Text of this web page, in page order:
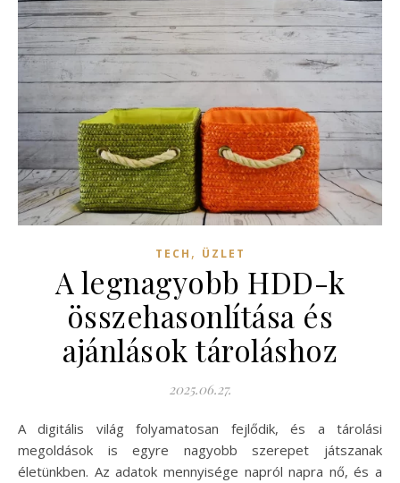
TECH , ÜZLET
A legnagyobb HDD-k
összehasonlítása és
ajánlások tároláshoz
2025.06.27.
A digitális világ folyamatosan fejlődik, és a tárolási
megoldások is egyre nagyobb szerepet játszanak
életünkben. Az adatok mennyisége napról napra nő, és a